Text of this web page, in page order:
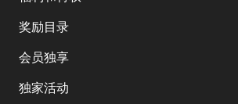
奖励目录
会员独享
独家活动